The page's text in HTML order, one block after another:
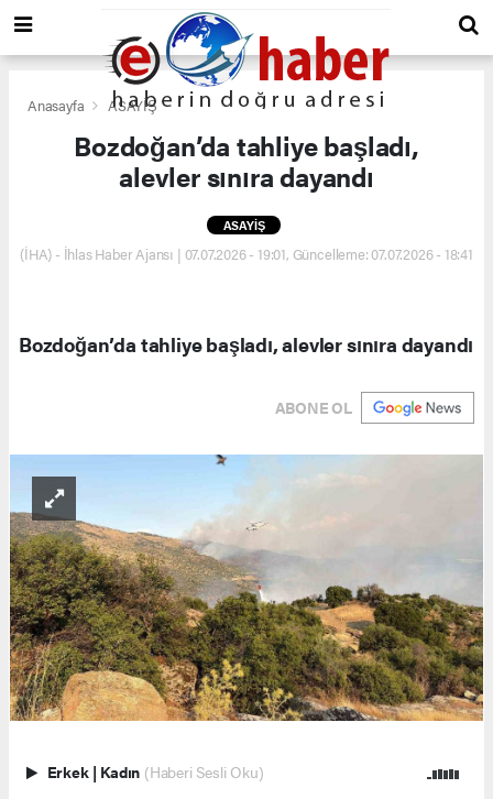
Anasayfa ASAYİŞ
Bozdoğan’da tahliye başladı,
alevler sınıra dayandı
ASAYİŞ
(İHA) - İhlas Haber Ajansı | 07.07.2026 - 19:01, Güncelleme: 07.07.2026 - 18:41
Bozdoğan’da tahliye başladı, alevler sınıra dayandı
ABONE OL
Erkek | Kadın (Haberi Sesli Oku)